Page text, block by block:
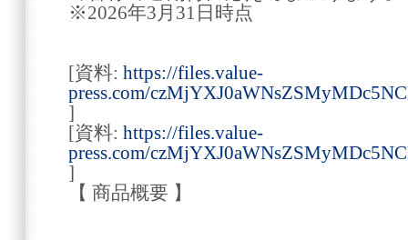
※2026年3月31日時点
[資料: https://files.value-
press.com/
]
[資料: https://files.value-
press.com/
]
【 商品概要 】